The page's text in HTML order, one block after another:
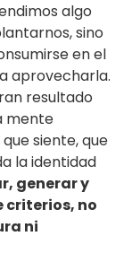
algo
sino
en el
aprovecharla.
resultado
mente
siente, que
la identidad
generar y
criterios, no
ni